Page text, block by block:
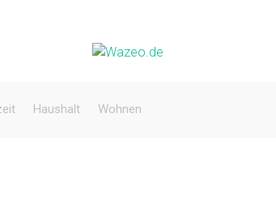
Haushalt Wohnen